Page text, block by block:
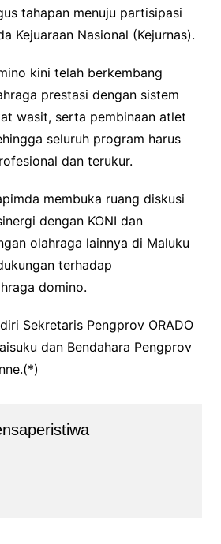
tahapan menuju partisipasi
Kejuaraan Nasional (Kejurnas).
kini telah berkembang
prestasi dengan sistem
wasit, serta pembinaan atlet
seluruh program harus
dan terukur.
membuka ruang diskusi
dengan KONI dan
olahraga lainnya di Maluku
terhadap
domino.
Sekretaris Pengprov ORADO
dan Bendahara Pengprov